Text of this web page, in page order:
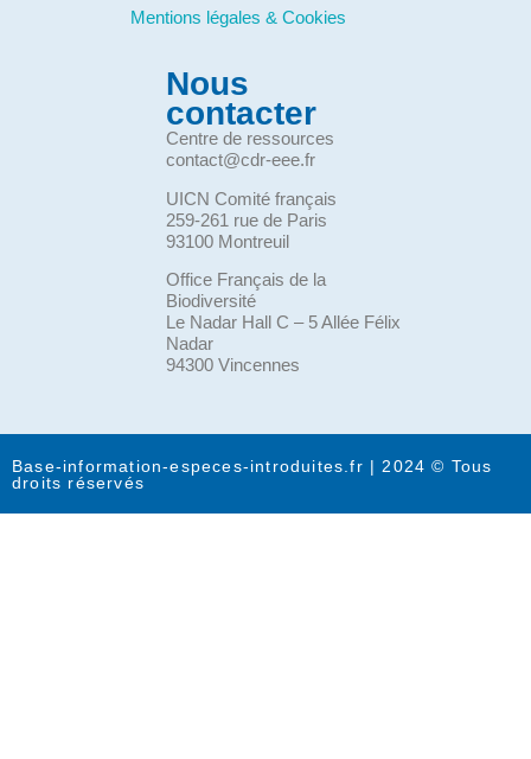
Mentions légales & Cookies
Nous
contacter
Centre de ressources
contact@cdr-eee.fr
UICN Comité français
259-261 rue de Paris
93100 Montreuil
Office Français de la
Biodiversité
Le Nadar Hall C – 5 Allée Félix
Nadar
94300 Vincennes
Base-information-especes-introduites.fr | 2024 © Tous
droits réservés